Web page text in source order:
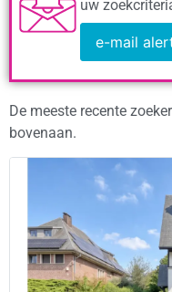
uw
e-mail
De meeste recente
bovenaan.